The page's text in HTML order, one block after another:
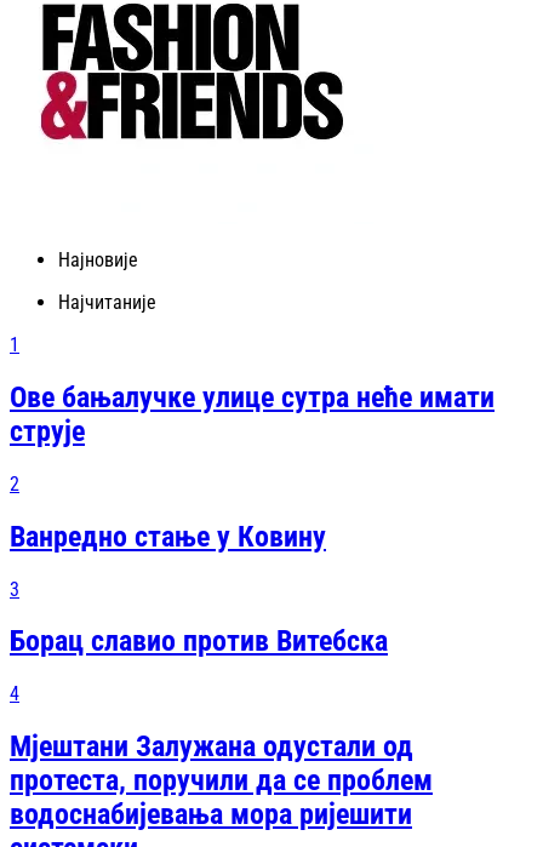
Најновије
Најчитаније
1
Ове бањалучке улице сутра неће имати
струје
2
Ванредно стање у Ковину
3
Борац славио против Витебска
4
Мјештани Залужана одустали од
протеста, поручили да се проблем
водоснабијевања мора ријешити